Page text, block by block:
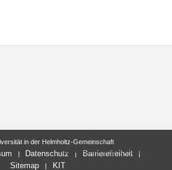
letzte Änderung: 21.10.2024
in der Helmholtz-Gemeinschaft
Datenschutz
Barrierefreiheit
Sitemap
KIT